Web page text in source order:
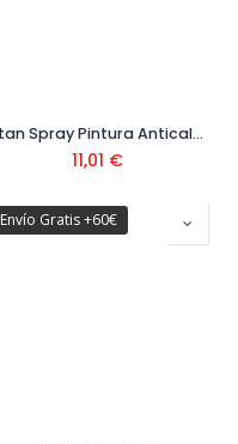
Titan Spray Pintura Anticalórica S09 400 ml
11,01 €
Envío Gratis +60€